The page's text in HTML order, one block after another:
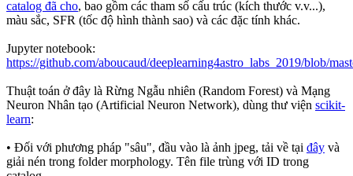
catalog đã cho, bao gồm các tham số cấu trúc (kích thước v.v...),
màu sắc, SFR (tốc độ hình thành sao) và các đặc tính khác.
Jupyter notebook:
https://github.com/aboucaud/deeplearning4astro_labs_2019/blob/
Thuật toán ở đây là Rừng Ngẫu nhiên (Random Forest) và Mạng
Neuron Nhân tạo (Artificial Neuron Network), dùng thư viện scikit-
learn:
• Đối với phương pháp "sâu", đầu vào là ảnh jpeg, tải về tại đây và
giải nén trong folder morphology. Tên file trùng với ID trong